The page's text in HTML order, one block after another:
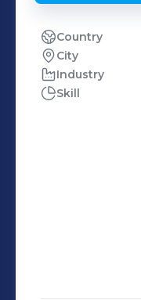
Country
City
Industry
Skill